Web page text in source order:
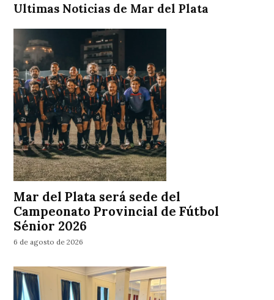
Ultimas Noticias de Mar del Plata
Mar del Plata será sede del
Campeonato Provincial de Fútbol
Sénior 2026
6 de agosto de 2026